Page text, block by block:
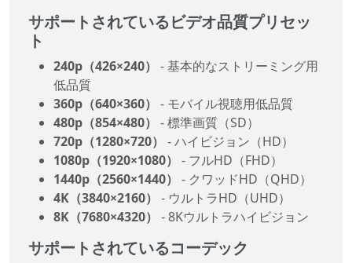
サポートされているビデオ品質プリセッ
ト
240p（426×240） - 基本的なストリーミング用
低品質
360p（640×360） - モバイル視聴用低品質
480p（854×480） - 標準画質（SD）
720p（1280×720） - ハイビジョン（HD）
1080p（1920×1080） - フルHD（FHD）
1440p（2560×1440） - クワッドHD（QHD）
4K（3840×2160） - ウルトラHD（UHD）
8K（7680×4320） - 8Kウルトラハイビジョン
サポートされているコーデック